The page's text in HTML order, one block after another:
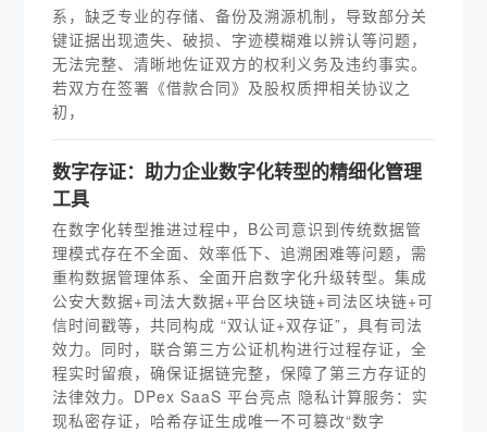
系，缺乏专业的存储、备份及溯源机制，导致部分关
键证据出现遗失、破损、字迹模糊难以辨认等问题，
无法完整、清晰地佐证双方的权利义务及违约事实。
若双方在签署《借款合同》及股权质押相关协议之
初，
数字存证：助力企业数字化转型的精细化管理
工具
在数字化转型推进过程中，B公司意识到传统数据管
理模式存在不全面、效率低下、追溯困难等问题，需
重构数据管理体系、全面开启数字化升级转型。集成
公安大数据+司法大数据+平台区块链+司法区块链+可
信时间戳等，共同构成 “双认证+双存证”，具有司法
效力。同时，联合第三方公证机构进行过程存证，全
程实时留痕，确保证据链完整，保障了第三方存证的
法律效力。DPex SaaS 平台亮点 隐私计算服务：实
现私密存证，哈希存证生成唯一不可篡改“数字